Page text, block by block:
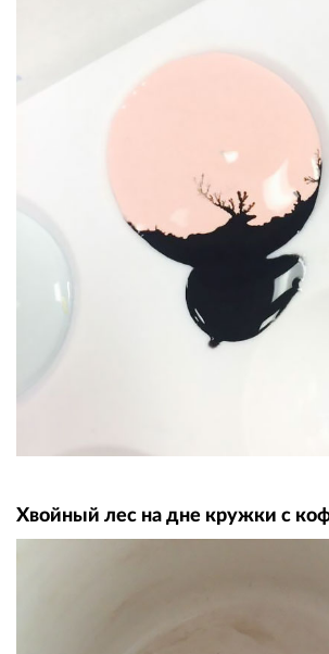
Хвойный лес на дне кружки с